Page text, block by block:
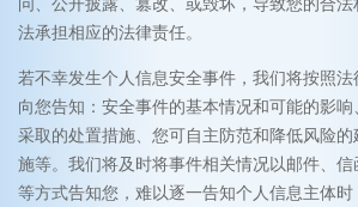
问、公开披露、篡改、或毁坏，导致您的合
法承担相应的法律责任。
若不幸发生个人信息安全事件，我们将按照
向您告知：安全事件的基本情况和可能的影
采取的处置措施、您可自主防范和降低风险
施等。我们将及时将事件相关情况以邮件、
等方式告知您，难以逐一告知个人信息主体时